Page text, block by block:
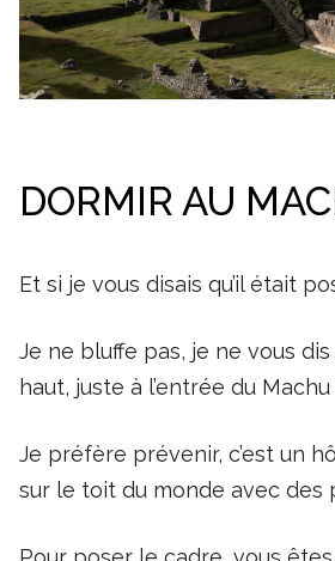
DORMIR AU
Et si je vous disais qu’il était
Je ne bluffe pas, je ne vous
haut, juste à l’entrée du Machu
Je préfère prévenir, c’est un
sur le toit du monde avec des